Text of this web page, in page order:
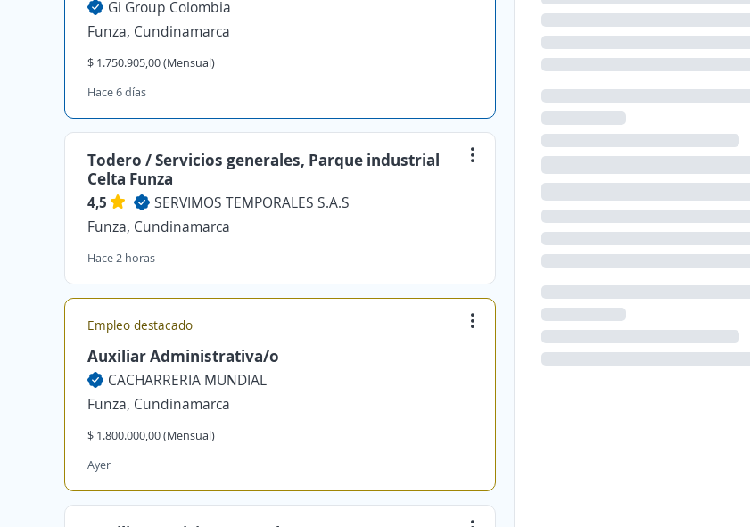
Gi Group Colombia
Funza, Cundinamarca
$ 1.750.905,00 (Mensual)
Hace 6 días
Todero / Servicios generales, Parque industrial
Celta Funza
4,5
SERVIMOS TEMPORALES S.A.S
Funza, Cundinamarca
Hace 2 horas
Empleo destacado
Auxiliar Administrativa/o
CACHARRERIA MUNDIAL
Funza, Cundinamarca
$ 1.800.000,00 (Mensual)
Ayer